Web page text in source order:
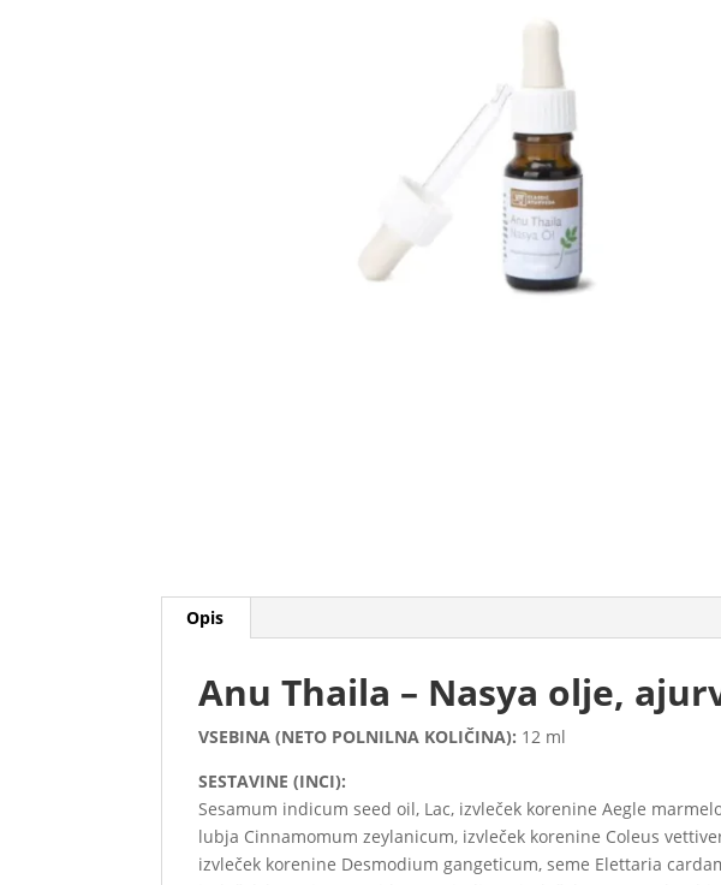
Opis
Anu Thaila – Nasya olje,
VSEBINA (NETO POLNILNA KOLIČINA): 12 ml
SESTAVINE (INCI):
Sesamum indicum seed oil, Lac, izvleček korenine Aegle
lubja Cinnamomum zeylanicum, izvleček korenine Coleus
izvleček korenine Desmodium gangeticum, seme Elettaria